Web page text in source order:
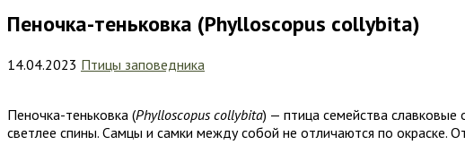
Пеночка-теньковка (Phylloscopus collybita)
14.04.2023 Птицы заповедника
Пеночка-теньковка (Phylloscopuscollybita) — птица семейства славковые
светлее спины. Самцы и самки между собой не отличаются по окраске.